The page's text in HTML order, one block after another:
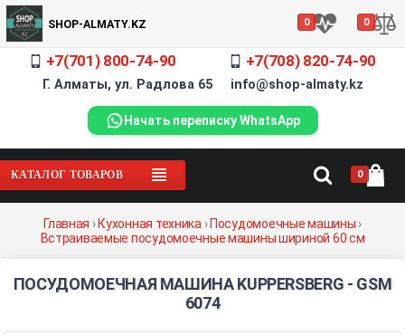
SHOP-ALMATY.KZ 0 0
+7(701) 800-74-90 +7(708) 820-74-90
Г. Алматы, ул. Радлова 65 info@shop-almaty.kz
Начать переписку WhatsApp
КАТАЛОГ ТОВАРОВ 0
Главная ›Кухонная техника ›Посудомоечные машины ›
Встраиваемые посудомоечные машины шириной 60 см
ПОСУДОМОЕЧНАЯ МАШИНА KUPPERSBERG - GSM
6074